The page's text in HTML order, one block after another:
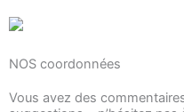
NOS coordonnées
Vous avez des